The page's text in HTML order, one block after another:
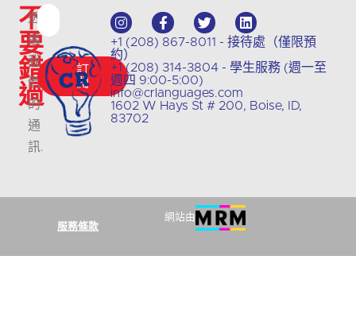
不
要
錯
過
透
過
我
們
的
通
訊.
訂
閱
+1 (208) 867-8011 - 接待處（僅限預
約）
+1 (208) 314-3804 - 學生服務 (週一至
週四 9:00-5:00)
info@crlanguages.com
1602 W Hays St # 200, Boise, ID,
83702
服務條款
網站由